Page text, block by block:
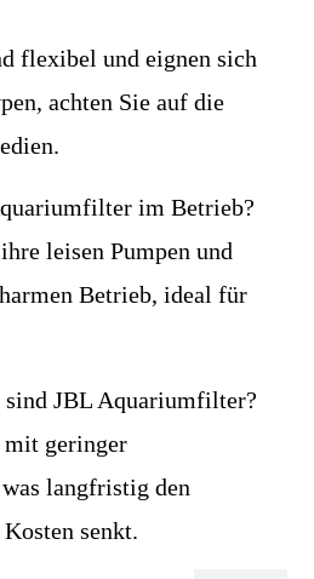
flexibel und eignen sich
achten Sie auf die
im Betrieb?
leisen Pumpen und
Betrieb, ideal für
JBL Aquariumfilter?
geringer
langfristig den
senkt.